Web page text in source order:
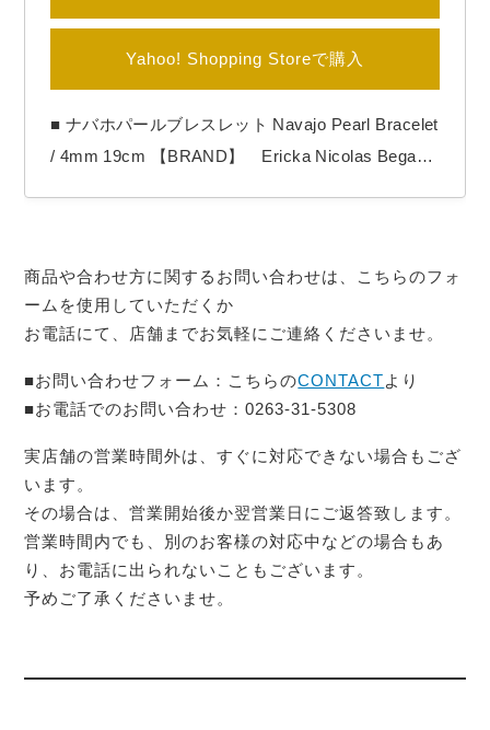
Yahoo! Shopping Storeで購入
■ ナバホパールブレスレット Navajo Pearl Bracelet
/ 4mm 19cm 【BRAND】 Ericka Nicolas Begay /
ト。 作品の全てをシルバーの塊を溶…
商品や合わせ方に関するお問い合わせは、こちらのフォ
ームを使用していただくか
お電話にて、店舗までお気軽にご連絡くださいませ。
■お問い合わせフォーム：こちらのCONTACTより
■お電話でのお問い合わせ：0263-31-5308
実店舗の営業時間外は、すぐに対応できない場合もござ
います。
その場合は、営業開始後か翌営業日にご返答致します。
営業時間内でも、別のお客様の対応中などの場合もあ
り、お電話に出られないこともございます。
予めご了承くださいませ。